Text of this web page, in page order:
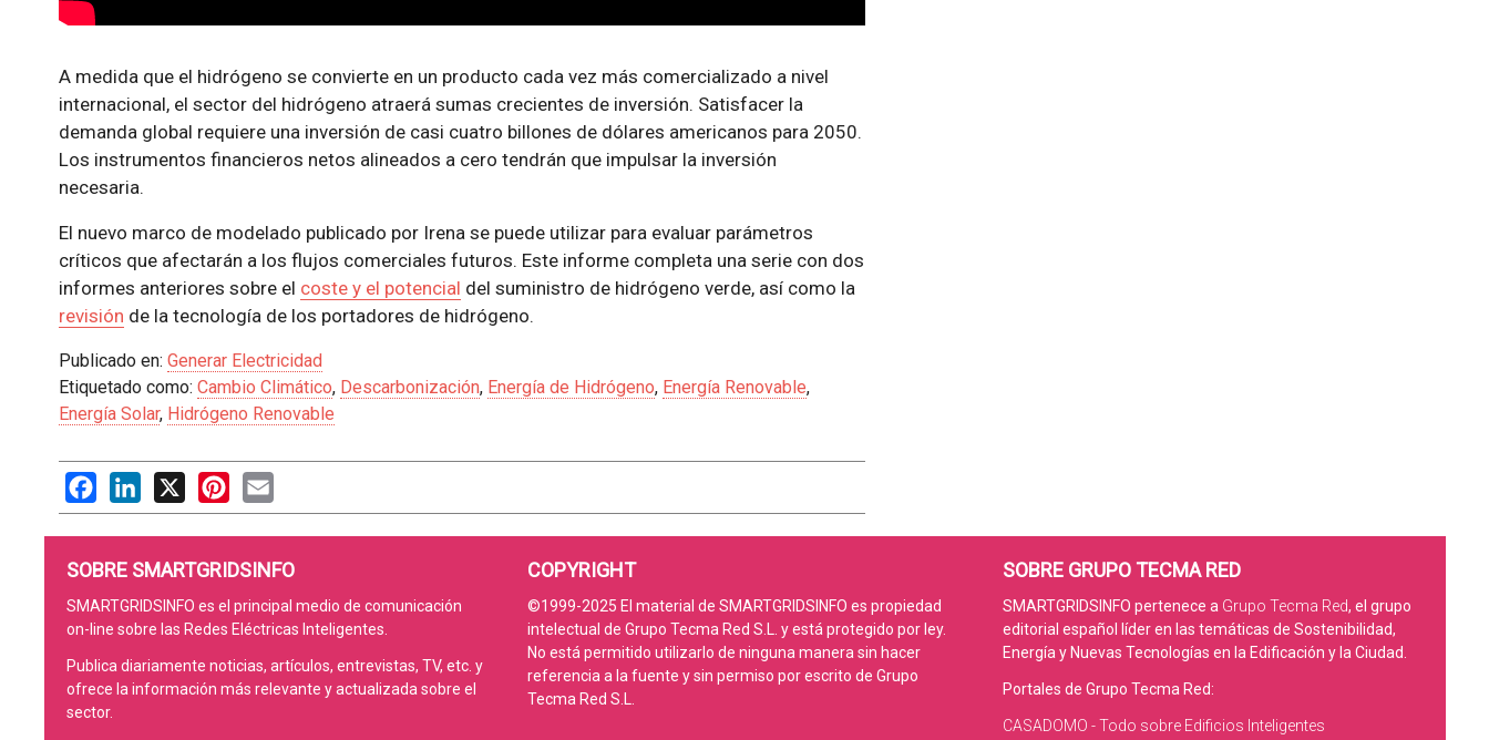
A medida que el hidrógeno se convierte en un producto cada vez más comercializado a nivel
internacional, el sector del hidrógeno atraerá sumas crecientes de inversión. Satisfacer la
demanda global requiere una inversión de casi cuatro billones de dólares americanos para 2050.
Los instrumentos financieros netos alineados a cero tendrán que impulsar la inversión
necesaria.
El nuevo marco de modelado publicado por Irena se puede utilizar para evaluar parámetros
críticos que afectarán a los flujos comerciales futuros. Este informe completa una serie con dos
informes anteriores sobre el coste y el potencial del suministro de hidrógeno verde, así como la
revisión de la tecnología de los portadores de hidrógeno.
Publicado en: Generar Electricidad
Etiquetado como: Cambio Climático, Descarbonización, Energía de Hidrógeno, Energía Renovable,
Energía Solar, Hidrógeno Renovable
FacebookLinkedIn
X PinterestEmail
SOBRE SMARTGRIDSINFO
SMARTGRIDSINFO es el principal medio de comunicación
on-line sobre las Redes Eléctricas Inteligentes.
Publica diariamente noticias, artículos, entrevistas, TV, etc. y
ofrece la información más relevante y actualizada sobre el
sector.
COPYRIGHT
©1999-2025 El material de SMARTGRIDSINFO es propiedad
intelectual de Grupo Tecma Red S.L. y está protegido por ley.
No está permitido utilizarlo de ninguna manera sin hacer
referencia a la fuente y sin permiso por escrito de Grupo
Tecma Red S.L.
SOBRE GRUPO TECMA RED
SMARTGRIDSINFO pertenece a Grupo Tecma Red, el grupo
editorial español líder en las temáticas de Sostenibilidad,
Energía y Nuevas Tecnologías en la Edificación y la Ciudad.
Portales de Grupo Tecma Red:
CASADOMO - Todo sobre Edificios Inteligentes